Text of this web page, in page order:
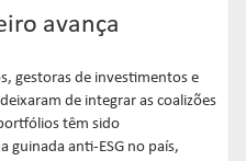
avança
gestoras de investimentos e
de integrar as coalizões
têm sido
guinada anti-ESG no país,